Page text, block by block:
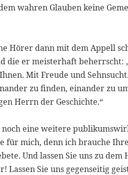
wahren Glauben keine
Hörer dann mit dem Appell
die er meisterhaft beherrscht:
Mit Freude und
zu finden, einander zu
Herrn der Geschichte.“
eine weitere
für mich, denn ich brauche
Und lassen Sie uns zu
Lassen Sie uns gegenseitig